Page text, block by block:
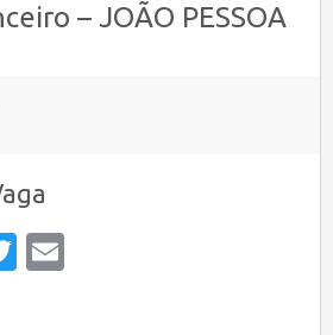
– JOÃO PESSOA
Twitter